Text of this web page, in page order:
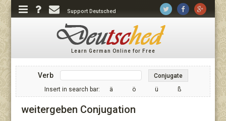
Support Deutsched
Learn German Online for Free
Verb
Conjugate
Insert in search bar:
ä ö ü ß
weitergeben Conjugation